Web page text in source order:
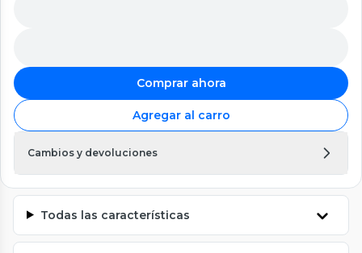
Comprar ahora
Agregar al carro
Cambios y devoluciones
Todas las características